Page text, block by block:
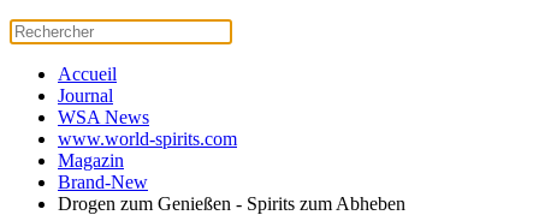
Accueil
Journal
WSA News
www.world-spirits.com
Magazin
Brand-New
Drogen zum Genießen - Spirits zum Abheben